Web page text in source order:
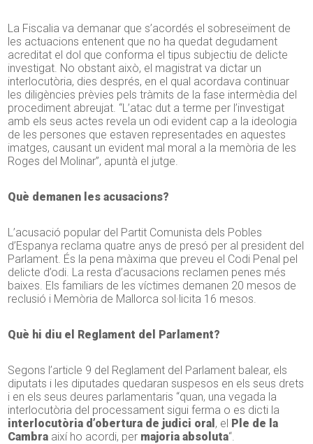
La Fiscalia va demanar que s’acordés el sobreseïment de
les actuacions entenent que no ha quedat degudament
acreditat el dol que conforma el tipus subjectiu de delicte
investigat. No obstant això, el magistrat va dictar un
interlocutòria, dies després, en el qual acordava continuar
les diligències prèvies pels tràmits de la fase intermèdia del
procediment abreujat. “L’atac dut a terme per l’investigat
amb els seus actes revela un odi evident cap a la ideologia
de les persones que estaven representades en aquestes
imatges, causant un evident mal moral a la memòria de les
Roges del Molinar”, apuntà el jutge.
Què demanen les acusacions?
L’acusació popular del Partit Comunista dels Pobles
d’Espanya reclama quatre anys de presó per al president del
Parlament. És la pena màxima que preveu el Codi Penal pel
delicte d’odi. La resta d’acusacions reclamen penes més
baixes. Els familiars de les víctimes demanen 20 mesos de
reclusió i Memòria de Mallorca sol·licita 16 mesos.
Què hi diu el Reglament del Parlament?
Segons l’article 9 del Reglament del Parlament balear, els
diputats i les diputades quedaran suspesos en els seus drets
i en els seus deures parlamentaris “quan, una vegada la
interlocutòria del processament sigui ferma o es dicti la
interlocutòria d’obertura de judici oral , el Ple de la
Cambra així ho acordi, per majoria absoluta“.